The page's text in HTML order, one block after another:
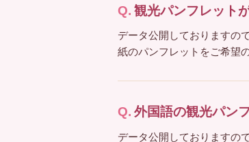
観光パンフレット
データ公開しておりますの
紙のパンフレットをご希望
外国語の観光パン
データ公開しておりますの